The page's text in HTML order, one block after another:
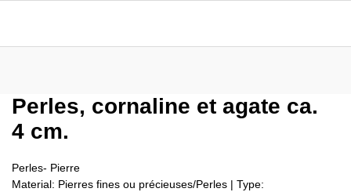
Perles, cornaline et agate ca.
4 cm.
Perles- Pierre
Material: Pierres fines ou précieuses/Perles | Type: